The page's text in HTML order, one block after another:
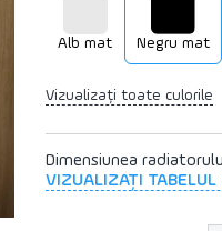
Alb mat Negru mat
Vizualizați toate culorile
Dimensiunea
VIZUALIZAȚI TABELUL